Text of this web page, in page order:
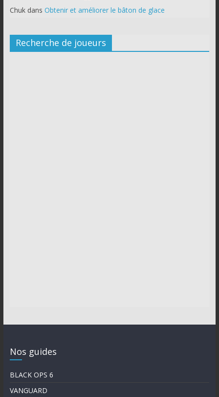
Chukdans Obtenir et améliorer le bâton de glace
Recherche de joueurs
Nos guides
BLACK OPS 6
VANGUARD